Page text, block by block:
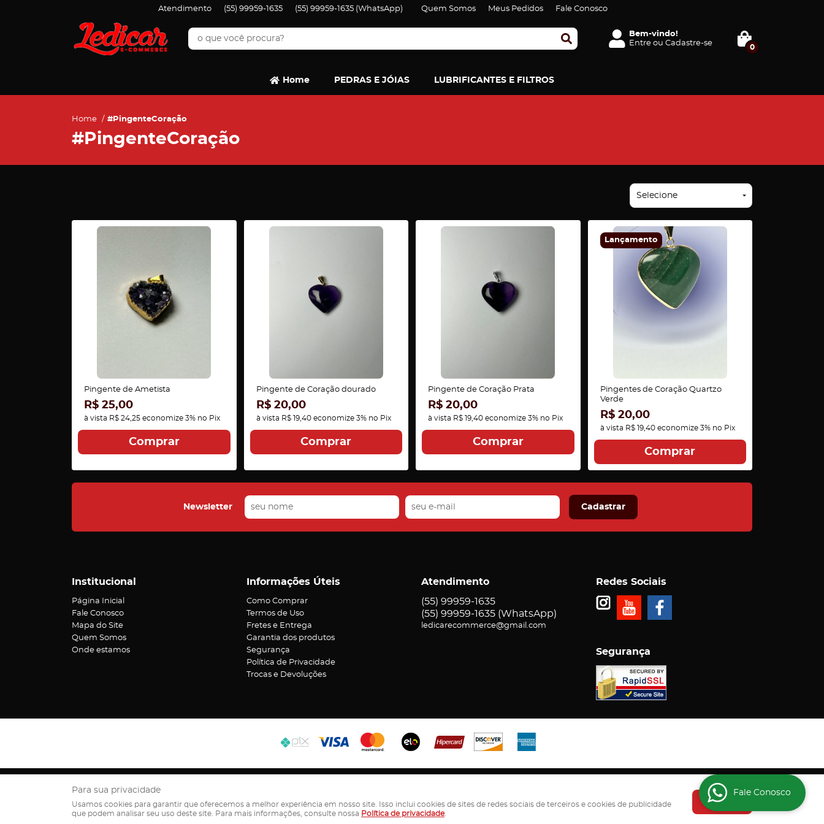
Quem Somos Meus Pedidos Fale Conosco
Atendimento (55) 99959-1635 (55) 99959-1635 (WhatsApp)
Bem-vindo!
Entreou Cadastre-se 0
Home PEDRAS E JÓIAS LUBRIFICANTES E FILTROS
Home #PingenteCoração
#PingenteCoração
Selecione
Pingente de Ametista
R$ 25,00
à vista R$ 24,25 economize 3% no Pix
Comprar
Pingente de Coração dourado
R$ 20,00
à vista R$ 19,40economize 3% no Pix
Comprar
Pingente de Coração Prata
R$ 20,00
à vista R$ 19,40 economize 3% no Pix
Comprar
Lançamento
Pingentes de Coração Quartzo
Verde
R$ 20,00
à vista R$ 19,40economize 3% no Pix
Comprar
Newsletter Cadastrar
Institucional
Página Inicial
Fale Conosco
Mapa do Site
Quem Somos
Onde estamos
Informações Úteis
Como Comprar
Termos de Uso
Fretes e Entrega
Garantia dos produtos
Segurança
Política de Privacidade
Trocas e Devoluções
Atendimento
(55) 99959-1635
(55) 99959-1635 (WhatsApp)
ledicarecommerce@gmail.com
Redes Sociais
Segurança
Para sua privacidade
Usamos cookies para garantir que oferecemos a melhor experiência em nosso site. Isso inclui cookies de sites de redes sociais de terceiros e cookies de publicidade
que podem analisar seu uso deste site. Para mais informações, consulte nossa Política de privacidade.
Entendi
Fale Conosco